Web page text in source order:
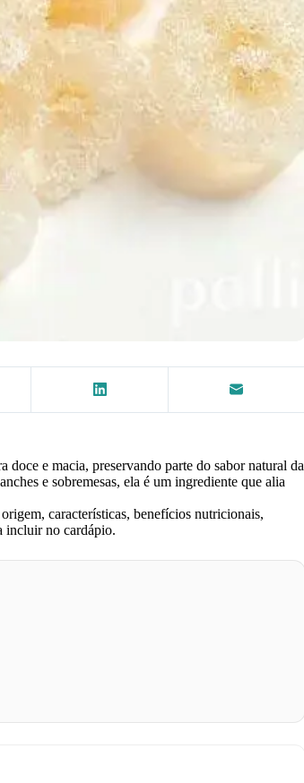
e macia, preservando parte do sabor natural da
e sobremesas, ela é um ingrediente que alia
características, benefícios nutricionais,
incluir no cardápio.